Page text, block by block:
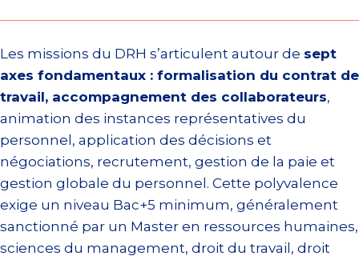
Les missions du DRH s’articulent autour de sept
axes fondamentaux : formalisation du contrat de
travail, accompagnement des collaborateurs,
animation des instances représentatives du
personnel, application des décisions et
négociations, recrutement, gestion de la paie et
gestion globale du personnel. Cette polyvalence
exige un niveau Bac+5 minimum, généralement
sanctionné par un Master en ressources humaines,
sciences du management, droit du travail, droit